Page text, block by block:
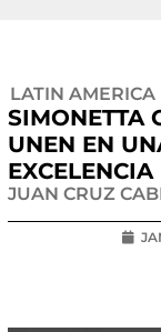
LATIN AMERICA
SIMONETTA
UNEN EN
EXCELENCIA
JUAN CRUZ